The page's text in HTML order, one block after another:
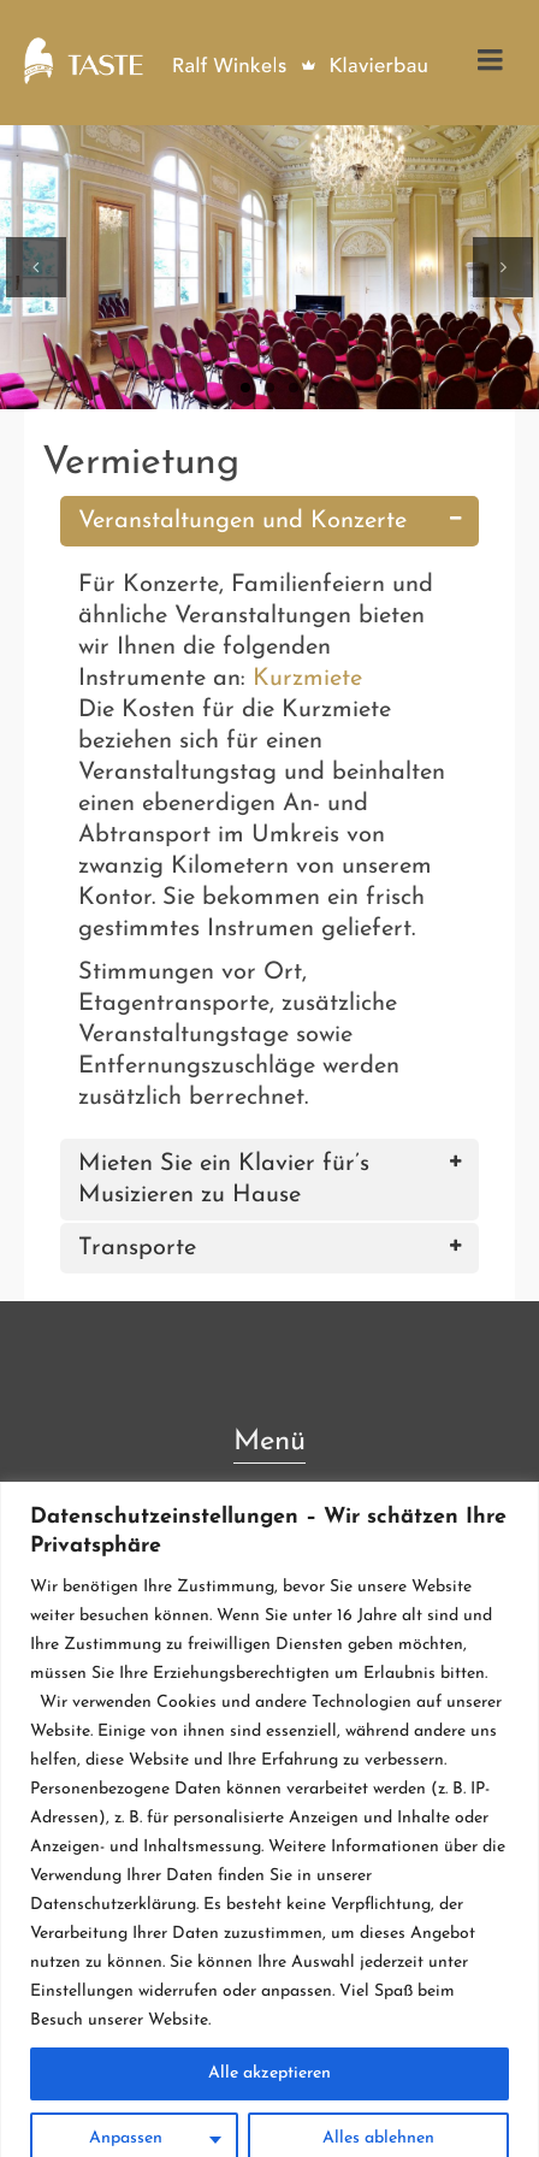
Datenschutzeinstellungen – Wir schätzen Ihre
Privatsphäre
Wir benötigen Ihre Zustimmung, bevor Sie unsere Website
weiter besuchen können. Wenn Sie unter 16 Jahre alt sind und
Ihre Zustimmung zu freiwilligen Diensten geben möchten,
müssen Sie Ihre Erziehungsberechtigten um Erlaubnis bitten.
Wir verwenden Cookies und andere Technologien auf unserer
Website. Einige von ihnen sind essenziell, während andere uns
helfen, diese Website und Ihre Erfahrung zu verbessern.
Personenbezogene Daten können verarbeitet werden (z. B. IP-
Adressen), z. B. für personalisierte Anzeigen und Inhalte oder
Anzeigen- und Inhaltsmessung. Weitere Informationen über die
Verwendung Ihrer Daten finden Sie in unserer
Datenschutzerklärung. Es besteht keine Verpflichtung, der
Verarbeitung Ihrer Daten zuzustimmen, um dieses Angebot
nutzen zu können. Sie können Ihre Auswahl jederzeit unter
Einstellungen widerrufen oder anpassen. Viel Spaß beim
Besuch unserer Website.
Anpassen Alles ablehnen
Alle akzeptieren
Previous Next
Vermietung
Veranstaltungen und Konzerte
Für Konzerte, Familienfeiern und
ähnliche Veranstaltungen bieten
wir Ihnen die folgenden
Instrumente an: Kurzmiete
Die Kosten für die Kurzmiete
beziehen sich für einen
Veranstaltungstag und beinhalten
einen ebenerdigen An- und
Abtransport im Umkreis von
zwanzig Kilometern von unserem
Kontor. Sie bekommen ein frisch
gestimmtes Instrumen geliefert.
Stimmungen vor Ort,
Etagentransporte, zusätzliche
Veranstaltungstage sowie
Entfernungszuschläge werden
zusätzlich berrechnet.
Mieten Sie ein Klavier für’s
Musizieren zu Hause
Transporte
Menü
Lieferanten & Material
Werkstatt
Klavierstimmung
Flügel & Pianos
Restaurierung
Vermietung
Klavierbau seit 1984
Datenschutzerklärung
Kontakt & Impressum
Projekte
© 2026 Taste Klavierbau Ralf Winkels